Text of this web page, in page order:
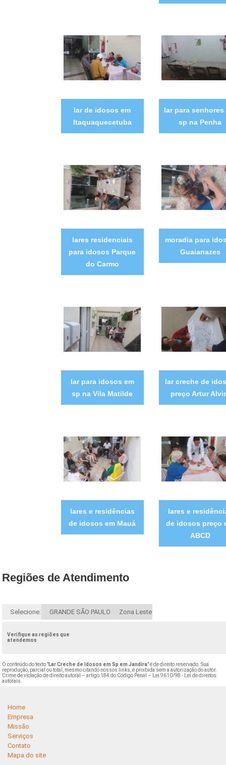
lar de idosos em
Itaquaquecetuba
lar para senhores
sp na Penha
lares residenciais
para idosos Parque
do Carmo
moradia para
Guaianazes
lar para idosos em
sp na Vila Matilde
lar creche de
preço Artur
lares e residências
de idosos em Mauá
lares e
de idosos preço
ABCD
Regiões de Atendimento
Selecione: GRANDE SÃO PAULO Zona Leste
Verifique as regiões que
atendemos
O conteúdo do texto "Lar Creche de Idosos em Sp em Jandira" é de direito reservado. Sua
reprodução, parcial ou total, mesmo citando nossos links, é proibida sem a autorização do autor.
Crime de violação de direito autoral – artigo 184 do Código Penal –
Lei 9610/98 - Lei de direitos
autorais
Home
Empresa
Missão
Serviços
Contato
Mapa do site